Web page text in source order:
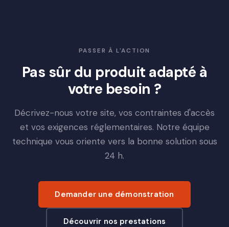
PASSER À L'ACTION
Pas sûr du produit adapté à
votre besoin ?
Décrivez-nous votre site, vos contraintes d'accès
et vos exigences réglementaires. Notre équipe
technique vous oriente vers la bonne solution sous
24 h.
Demander une démonstration
Découvrir nos prestations